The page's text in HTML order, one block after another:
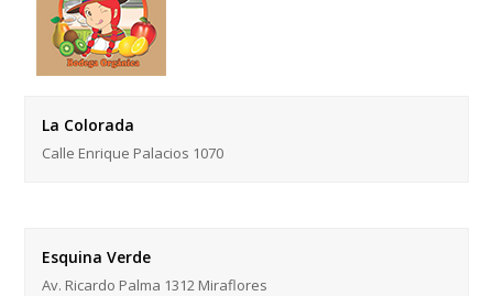
La Colorada
Calle Enrique Palacios 1070
Esquina Verde
Av. Ricardo Palma 1312 Miraflores